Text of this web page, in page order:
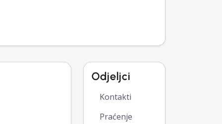
Odjeljci
Kontakti
Praćenje